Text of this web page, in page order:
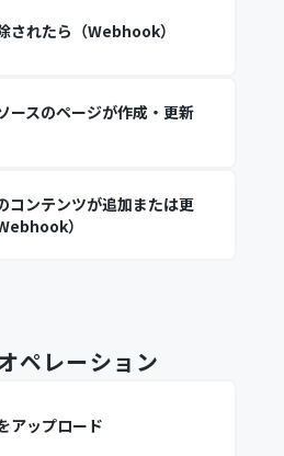
されたら（Webhook）
ースのページが作成・更新
コンテンツが追加または更
）
ペレーション
アップロード